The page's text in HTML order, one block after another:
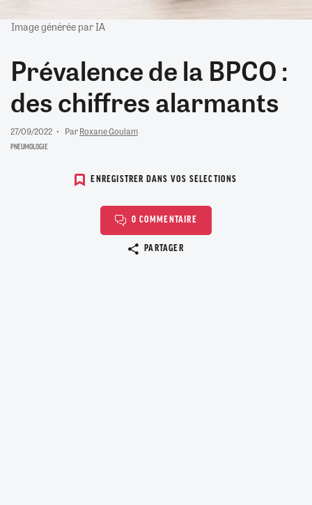
Image générée par IA
Prévalence de la BPCO :
des chiffres alarmants
27/09/2022 ParRoxane Goulam
PNEUMOLOGIE
ENREGISTRER DANS VOS SELECTIONS
0 COMMENTAIRE
PARTAGER